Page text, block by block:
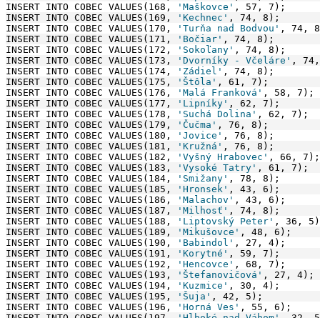
INSERT INTO COBEC VALUES(168,
'Maškovce' , 57, 7);
INSERT INTO COBEC VALUES(169,
'Kechnec' , 74, 8);
INSERT INTO COBEC VALUES(170,
'Turňa nad Bodvou' , 74,
INSERT INTO COBEC VALUES(171,
'Bočiar' , 74, 8);
INSERT INTO COBEC VALUES(172,
'Sokoľany' , 74, 8);
INSERT INTO COBEC VALUES(173,
'Dvorníky - Včeláre' ,
INSERT INTO COBEC VALUES(174,
'Zádiel' , 74, 8);
INSERT INTO COBEC VALUES(175,
'Štôla' , 61, 7);
INSERT INTO COBEC VALUES(176,
'Malá Franková' , 58, 7);
INSERT INTO COBEC VALUES(177,
'Lipníky' , 62, 7);
INSERT INTO COBEC VALUES(178,
'Suchá Dolina' , 62, 7);
INSERT INTO COBEC VALUES(179,
'Čučma' , 76, 8);
INSERT INTO COBEC VALUES(180,
'Jovice' , 76, 8);
INSERT INTO COBEC VALUES(181,
'Kružná' , 76, 8);
INSERT INTO COBEC VALUES(182,
'Vyšný Hrabovec' , 66, 7);
INSERT INTO COBEC VALUES(183,
'Vysoké Tatry' , 61, 7);
INSERT INTO COBEC VALUES(184,
'Smižany' , 78, 8);
INSERT INTO COBEC VALUES(185,
'Hronsek' , 43, 6);
INSERT INTO COBEC VALUES(186,
'Malachov' , 43, 6);
INSERT INTO COBEC VALUES(187,
'Milhosť' , 74, 8);
INSERT INTO COBEC VALUES(188,
'Liptovský Peter' , 36,
INSERT INTO COBEC VALUES(189,
'Mikušovce' , 48, 6);
INSERT INTO COBEC VALUES(190,
'Babindol' , 27, 4);
INSERT INTO COBEC VALUES(191,
'Korytné' , 59, 7);
INSERT INTO COBEC VALUES(192,
'Hencovce' , 68, 7);
INSERT INTO COBEC VALUES(193,
'Štefanovičová' , 27, 4);
INSERT INTO COBEC VALUES(194,
'Kuzmice' , 30, 4);
INSERT INTO COBEC VALUES(195,
'Šuja' , 42, 5);
INSERT INTO COBEC VALUES(196,
'Horná Ves' , 55, 6);